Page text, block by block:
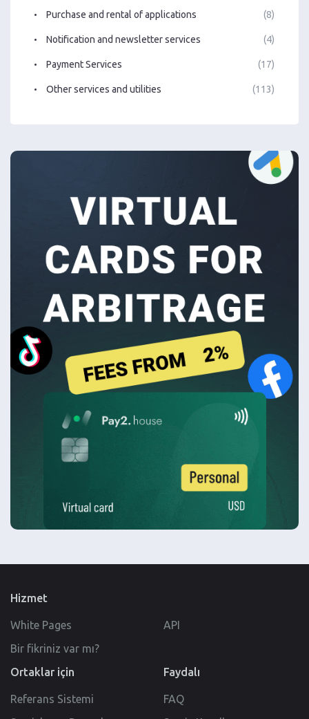
Purchase and rental of applications (8)
Notification and newsletter services (4)
Payment Services (17)
Other services and utilities (113)
Hizmet
White Pages
API
Bir fikriniz var mı?
Ortaklar için
Referans Sistemi
Faydalı
FAQ